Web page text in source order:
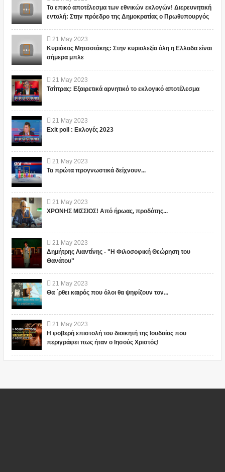
Το επικό αποτέλεσμα των εθνικών εκλογών! Διερευνητική
εντολή: Στην πρόεδρο της Δημοκρατίας ο Πρωθυπουργός
21 May 2023
Κυριάκος Μητσοτάκης: Στην κυριολεξία όλη η Ελλαδα είναι
σήμερα μπλε
21 May 2023
Τσίπρας: Εξαιρετικά αρνητικό το εκλογικό αποτέλεσμα
21 May 2023
Exit poll : Εκλογές 2023
21 May 2023
Τα πρώτα προγνωστικά δείχνουν...
21 May 2023
ΧΡΟΝΗΣ ΜΙΣΣΙΟΣ! Από ήρωας, προδότης...
21 May 2023
Δημήτρης Λιαντίνης - "Η Φιλοσοφική Θεώρηση του
Θανάτου"
21 May 2023
Θα ΄ρθει καιρός που όλοι θα ψηφίζουν τον...
21 May 2023
Η φοβερή επιστολή του διοικητή της Ιουδαίας που
περιγράφει πως ήταν ο Ιησούς Χριστός!